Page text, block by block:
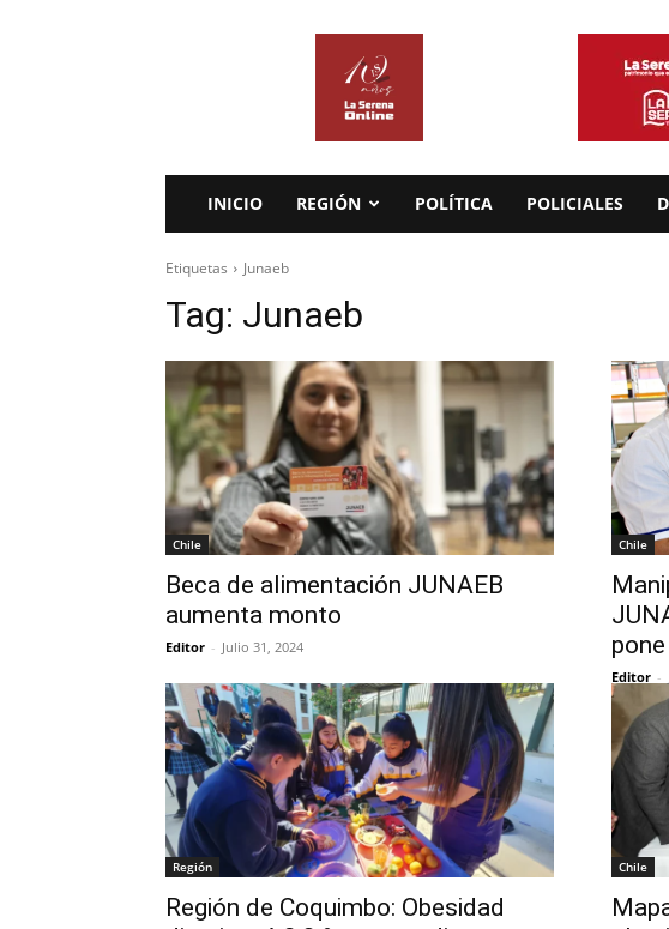
INICIO REGIÓN POLÍTICA POLICIALES
Etiquetas Junaeb
Tag: Junaeb
Chile
Beca de alimentación JUNAEB
aumenta monto
Editor - Julio 31, 2024
Chile
Editor -
Región
Región de Coquimbo: Obesidad
Chile